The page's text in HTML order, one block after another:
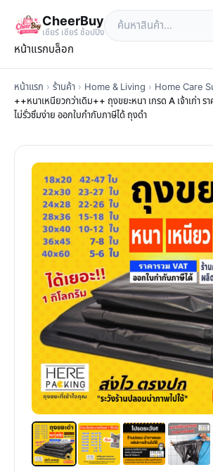
CheerBuy
เซียร์ เซียร์ ช้อปปิ้ง
หน้าแรกบล็อก
หน้าแรก › ร้านค้า › Home & Living › Home Care
++หนาเหนียวกว่าเดิม++ ถุงขยะหนา เกรด A เจ้าเก่า ร
ไม่รั่วซึมง่าย ออกใบกำกับภาษีได้ ถุงดำ